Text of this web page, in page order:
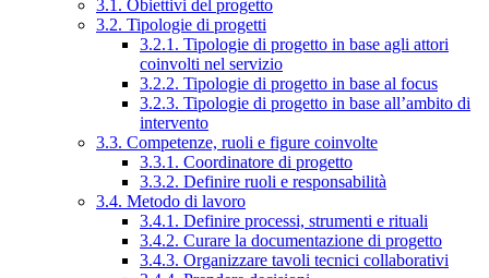
3.1. Obiettivi del progetto
3.2. Tipologie di progetti
3.2.1. Tipologie di progetto in base agli attori
coinvolti nel servizio
3.2.2. Tipologie di progetto in base al focus
3.2.3. Tipologie di progetto in base all’ambito di
intervento
3.3. Competenze, ruoli e figure coinvolte
3.3.1. Coordinatore di progetto
3.3.2. Definire ruoli e responsabilità
3.4. Metodo di lavoro
3.4.1. Definire processi, strumenti e rituali
3.4.2. Curare la documentazione di progetto
3.4.3. Organizzare tavoli tecnici collaborativi